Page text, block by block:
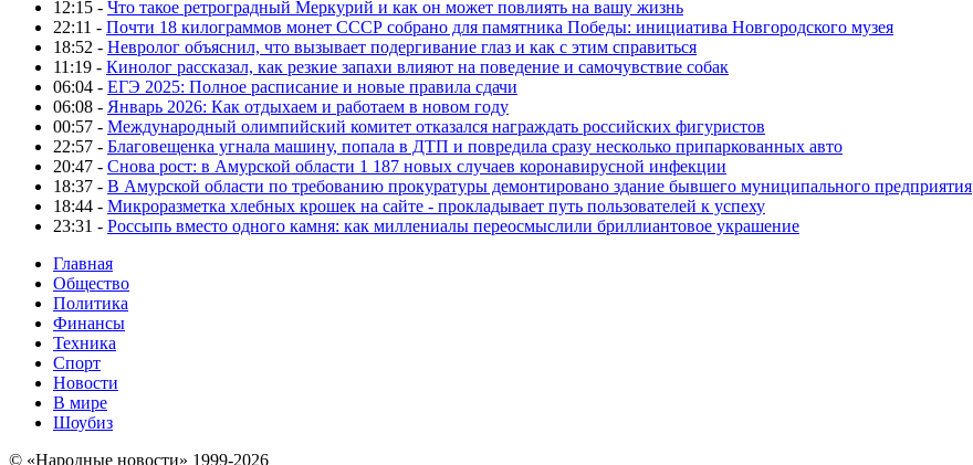
12:15 - Что такое ретроградный Меркурий и как он может повлиять на вашу жизнь
22:11 - Почти 18 килограммов монет СССР собрано для памятника Победы: инициатива Новгородского музея
18:52 - Невролог объяснил, что вызывает подергивание глаз и как с этим справиться
11:19 - Кинолог рассказал, как резкие запахи влияют на поведение и самочувствие собак
06:04 - ЕГЭ 2025: Полное расписание и новые правила сдачи
06:08 - Январь 2026: Как отдыхаем и работаем в новом году
00:57 - Международный олимпийский комитет отказался награждать российских фигуристов
22:57 - Благовещенка угнала машину, попала в ДТП и повредила сразу несколько припаркованных авто
20:47 - Снова рост: в Амурской области 1 187 новых случаев коронавирусной инфекции
18:37 - В Амурской области по требованию прокуратуры демонтировано здание бывшего муниципального предприятия
18:44 - Микроразметка хлебных крошек на сайте - прокладывает путь пользователей к успеху
23:31 - Россыпь вместо одного камня: как миллениалы переосмыслили бриллиантовое украшение
Главная
Общество
Политика
Финансы
Техника
Спорт
Новости
В мире
Шоубиз
© «Народные новости» 1999-2026